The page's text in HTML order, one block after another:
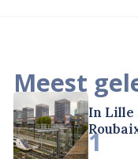
Meest
In Lille
1